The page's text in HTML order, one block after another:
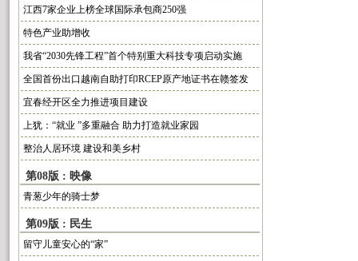
江西7家企业上榜全球国际承包商250强
特色产业助增收
​我省“2030先锋工程”首个特别重大科技专项启动实施
全国首份出口越南自助打印RCEP原产地证书在赣签发
宜春经开区全力推进项目建设
上犹：“就业 ”多重融合 助力打造就业家园
整治人居环境 建设和美乡村
第08版 : 映像
青葱少年的骑士梦
第09版 : 民生
留守儿童安心的“家”